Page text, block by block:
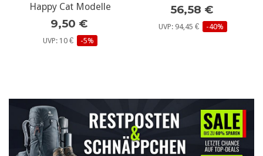
Happy Cat Modelle
9,50 €
UVP: 10 € -5%
56,58 €
UVP: 94,45 € -40%